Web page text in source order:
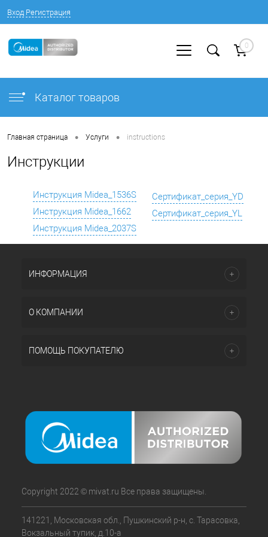
Вход Регистрация
0
Каталог товаров
Главная страница • Услуги • instructions
Инструкции
Инструкция Midea_1536S
Инструкция Midea_1662
Инструкция Midea_2037S
Сертификат_серия_YD
Сертификат_серия_YL
ИНФОРМАЦИЯ
О КОМПАНИИ
ПОМОЩЬ ПОКУПАТЕЛЮ
Copyright 2022 © mivat.ru Все права защищены.
141221, Московская обл., Пушкинский р-н, с. Тарасовка,
Вокзальный тупик, д.10-а